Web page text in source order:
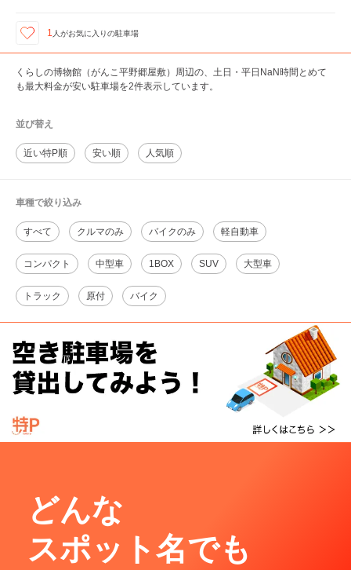
1 人がお気に入りの駐車場
くらしの博物館（がんこ平野郷屋敷）周辺の、土日・平日NaN時間とめて
も最大料金が安い駐車場を2件表示しています。
並び替え
近い特P順 安い順 人気順
車種で絞り込み
すべて クルマのみ バイクのみ 軽自動車
コンパクト 中型車 1BOX SUV 大型車
トラック 原付 バイク
どんな
スポット名でも